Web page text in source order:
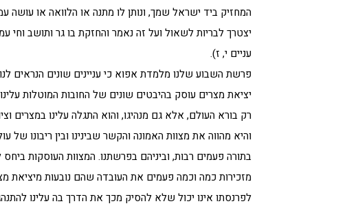
המחזיק ביד ישראל שמך, ונותן לו מתנה או הלוואה או
יצטרך לבריות לשאול ועל זה נאמר והחזקת בו גר ותושב וחי
עניים י, ז).
פרשת השבוע שלנו מלמדת אפוא כי עניינים שונים הנראים
יציאת מצרים עוסק בהיבטים שונים של החובות המוטלות
רק בורא העולם, אלא גם מנהיגו, והוא התגלה עלינו במצרים
והיא מהווה את מצוות האמונה והקשר שבינינו ובין ריבונו
בתורה פעמים רבות, וביניהם בפרשתנו. המצוות העוסקות
מזכירות כמה וכמה פעמים את העובדה שהם נובעות מיציאת
לפרנסתו אינו יכול שלא להסיק מכך את הדרך בה עלינו